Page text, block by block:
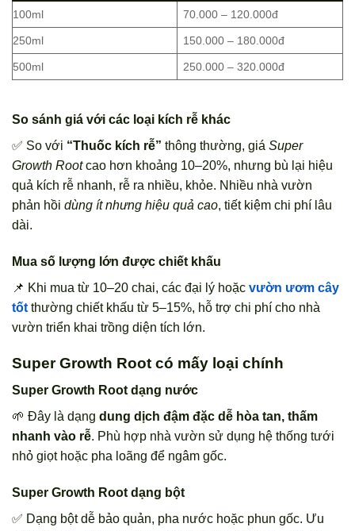
100ml 70.000 – 120.000đ
250ml 150.000 – 180.000đ
500ml 250.000 – 320.000đ
So sánh giá với các loại kích rễ khác
✅ So với “Thuốc kích rễ” thông thường, giá Super
Growth Rootcao hơn khoảng 10–20%, nhưng bù lại hiệu
quả kích rễ nhanh, rễ ra nhiều, khỏe. Nhiều nhà vườn
phản hồi dùng ít nhưng hiệu quả cao, tiết kiệm chi phí lâu
dài.
Mua số lượng lớn được chiết khấu
📌 Khi mua từ 10–20 chai, các đại lý hoặc vườn ươm cây
tốt thường chiết khấu từ 5–15%, hỗ trợ chi phí cho nhà
vườn triển khai trồng diện tích lớn.
Super Growth Root có mấy loại chính
Super Growth Root dạng nước
🌱 Đây là dạng dung dịch đậm đặc dễ hòa tan, thấm
nhanh vào rễ. Phù hợp nhà vườn sử dụng hệ thống tưới
nhỏ giọt hoặc pha loãng để ngâm gốc.
Super Growth Root dạng bột
✅ Dạng bột dễ bảo quản, pha nước hoặc phun gốc. Ưu